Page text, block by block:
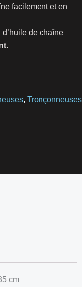
facilement et en
de chaîne
, Tronçonneuses
cm